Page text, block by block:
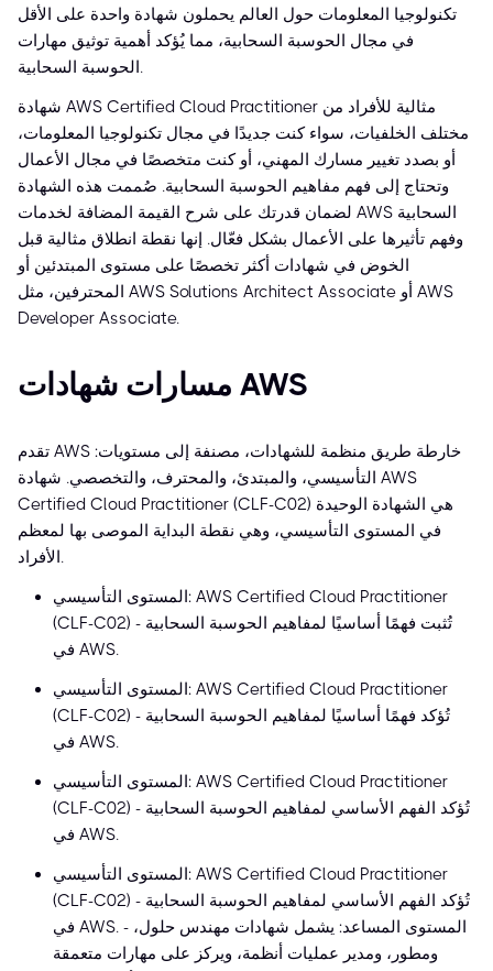
تكنولوجيا المعلومات حول العالم يحملون شهادة واحدة على الأقل
في مجال الحوسبة السحابية، مما يُؤكد أهمية توثيق مهارات
الحوسبة السحابية.
شهادة AWS Certified Cloud Practitioner مثالية للأفراد من
مختلف الخلفيات، سواء كنت جديدًا في مجال تكنولوجيا المعلومات،
أو بصدد تغيير مسارك المهني، أو كنت متخصصًا في مجال الأعمال
وتحتاج إلى فهم مفاهيم الحوسبة السحابية. صُممت هذه الشهادة
لضمان قدرتك على شرح القيمة المضافة لخدمات AWS السحابية
وفهم تأثيرها على الأعمال بشكل فعّال. إنها نقطة انطلاق مثالية قبل
الخوض في شهادات أكثر تخصصًا على مستوى المبتدئين أو
المحترفين، مثل AWS Solutions Architect Associate أو AWS
Developer Associate.
مسارات شهادات AWS
تقدم AWS خارطة طريق منظمة للشهادات، مصنفة إلى مستويات:
التأسيسي، والمبتدئ، والمحترف، والتخصصي. شهادة AWS
Certified Cloud Practitioner (CLF-C02) هي الشهادة الوحيدة
في المستوى التأسيسي، وهي نقطة البداية الموصى بها لمعظم
الأفراد.
المستوى التأسيسي: AWS Certified Cloud Practitioner
(CLF-C02) - تُثبت فهمًا أساسيًا لمفاهيم الحوسبة السحابية
في AWS.
المستوى التأسيسي: AWS Certified Cloud Practitioner
(CLF-C02) - تُؤكد فهمًا أساسيًا لمفاهيم الحوسبة السحابية
في AWS.
المستوى التأسيسي: AWS Certified Cloud Practitioner
(CLF-C02) - تُؤكد الفهم الأساسي لمفاهيم الحوسبة السحابية
في AWS.
المستوى التأسيسي: AWS Certified Cloud Practitioner
(CLF-C02) - تُؤكد الفهم الأساسي لمفاهيم الحوسبة السحابية
في AWS. - المستوى المساعد: يشمل شهادات مهندس حلول،
ومطور، ومدير عمليات أنظمة، ويركز على مهارات متعمقة